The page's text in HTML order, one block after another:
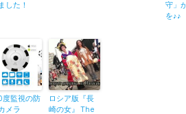
した！
守」
を♪♪
度監視の防
メラ
ロシア版『長
崎の女』 The